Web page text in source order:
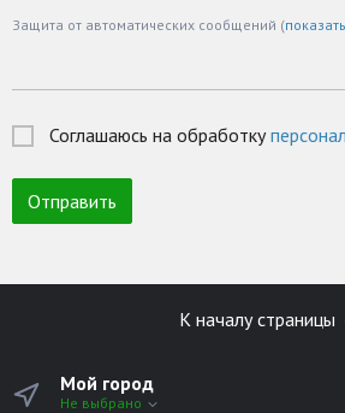
Защита от автоматических сообщений (
Соглашаюсь на обработку
К началу страницы
Мой город
Не выбрано